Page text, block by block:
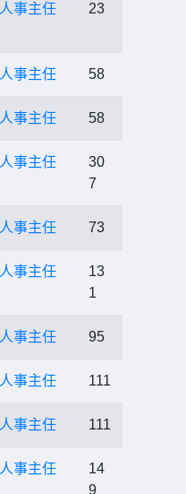
人事主任 23
人事主任 58
人事主任 58
人事主任
30
7
人事主任 73
人事主任
13
1
人事主任 95
人事主任 111
人事主任 111
人事主任
14
9